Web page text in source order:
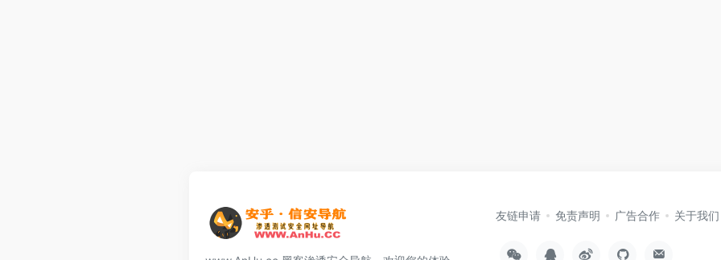
友链申请 免责声明 广告合作 关于我们